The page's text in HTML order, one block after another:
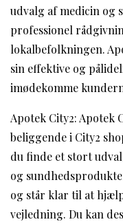
udvalg af medicin og
professionel
lokalbefolkningen.
sin effektive og
imødekomme
Apotek City2: Apotek
beliggende i City2
du finde et stort
og
og står klar til at
vejledning. Du kan